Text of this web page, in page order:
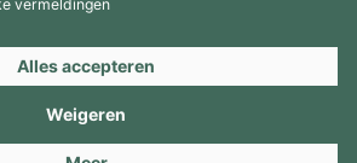
© Amorim Cork Solutions. All rights reserved.